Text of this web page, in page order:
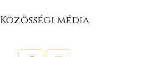
Közösségi média